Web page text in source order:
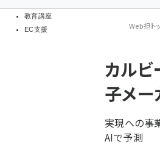
教育講座
EC支援
ン
く
ず
Web担ト
カルビ
子メ
実現への事
AIで予測